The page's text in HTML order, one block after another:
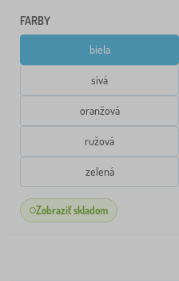
FARBY
biela
sivá
oranžová
ružová
zelená
Zobraziť skladom